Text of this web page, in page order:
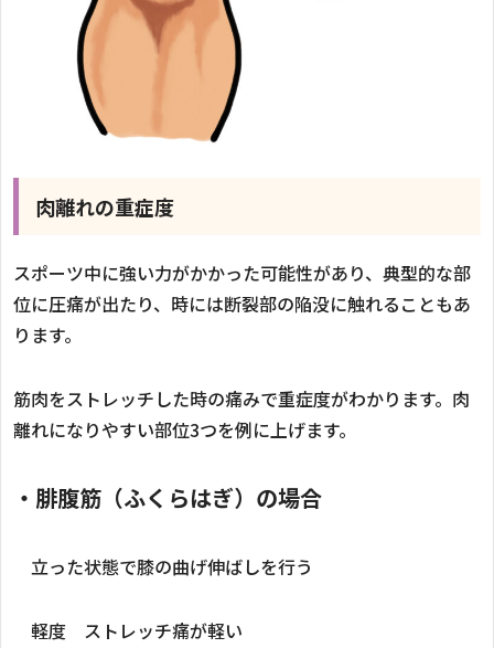
肉離れの重症度
スポーツ中に強い力がかかった可能性があり、典型的な部
位に圧痛が出たり、時には断裂部の陥没に触れることもあ
ります。
筋肉をストレッチした時の痛みで重症度がわかります。肉
離れになりやすい部位3つを例に上げます。
・腓腹筋（ふくらはぎ）の場合
立った状態で膝の曲げ伸ばしを行う
軽度 ストレッチ痛が軽い